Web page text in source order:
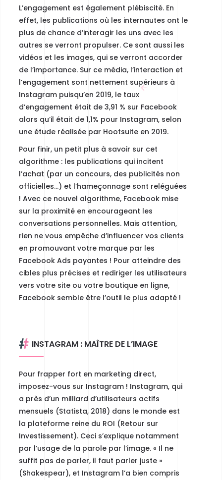
L’engagement est également plébiscité. En
effet, les publications où les internautes ont le
plus de chance d’interagir les uns avec les
autres se verront propulser. Ce sont aussi les
vidéos et les images, qui se verront accorder
de l’importance.Sur ce média, l’interaction et
l’engagement sont nettement supérieurs à
Instagram puisqu’en 2019, le taux
d’engagement était de 3,91 % sur Facebook
alors qu’il était de 1,1% pour Instagram, selon
une étude réalisée par Hootsuite en 2019.
Pour finir, un petit plus à savoir sur cet
algorithme : les publications qui incitent
l’achat (par un concours, des publicités non
officielles…) et l’hameçonnage sont reléguées
! Avec ce nouvel algorithme, Facebook mise
sur la proximité en encourageant les
conversations personnelles.Mais attention,
rien ne vous empêche d’influencer vos clients
en promouvant votre marque par les
Facebook Ads payantes ! Pour atteindre des
cibles plus précises et rediriger les utilisateurs
vers votre site ou votre boutique en ligne,
Facebook semble être l’outil le plus adapté !
INSTAGRAM : MAÎTRE DE L’IMAGE
Pour frapper fort en marketing direct,
imposez-vous sur Instagram ! Instagram, qui
a près d’un milliard d’utilisateurs actifs
mensuels (Statista, 2018) dans le monde est
la plateforme reine du ROI (Retour sur
Investissement). Ceci s’explique notamment
par l’usage de la parole par l’image. « Il ne
suffit pas de parler, il faut parler juste »
(Shakespear), et Instagram l’a bien compris